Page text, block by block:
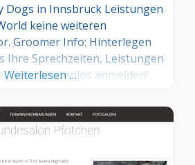
Dogs in Innsbruck Leistungen
keine weiteren
Groomer Info: Hinterlegen
Ihre Sprechzeiten, Leistungen
– jetzt kostenlos anmelden!
über die
unten mit anderen
Weiterlesen …